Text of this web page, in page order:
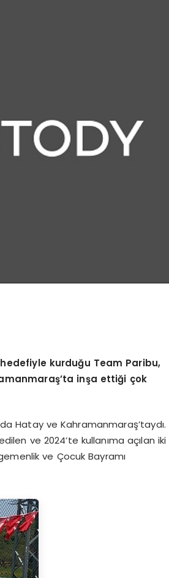
kurduğu Team Paribu,
inşa ettiği çok
Hatay ve Kahramanmaraş’taydı.
ve 2024’te kullanıma açılan iki
ve Çocuk Bayramı